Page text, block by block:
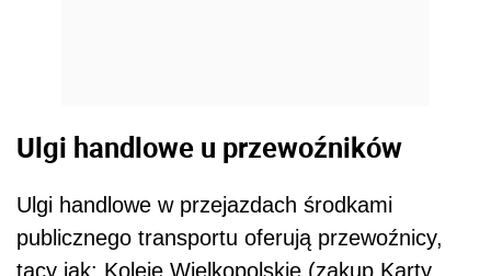
Ulgi handlowe u przewoźników
Ulgi handlowe w przejazdach środkami
publicznego transportu oferują przewoźnicy,
tacy jak: Koleje Wielkopolskie (zakup Karty